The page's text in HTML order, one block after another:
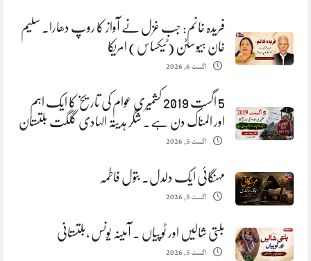
فریدہ خانم: جب غزل نے آواز کا روپ دھارا. سلیم
خان ہیوسٹن (ٹیکساس) امریکا
اگست 6, 2026
5 اگست 2019 کشمیری عوام کی تاریخ کا ایک اہم
اور المناک دن ہے. شگر ہدیتہ الہادی گلگت بلتستان
اگست 5, 2026
مہنگائی ایک دلدل. بتول فاطمہ
اگست 5, 2026
بلتی شالیں اور ٹوپیاں . آمینہ یونس ،بلتستانی
اگست 5, 2026